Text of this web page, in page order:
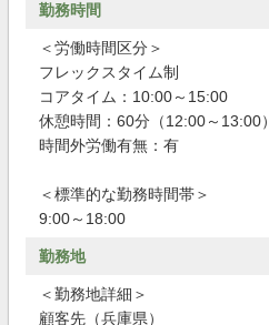
勤務時間
＜労働時間区分＞
フレックスタイム制
コアタイム：10:00～15:00
休憩時間：60分（12:00～13:00）
時間外労働有無：有
＜標準的な勤務時間帯＞
9:00～18:00
勤務地
＜勤務地詳細＞
顧客先（兵庫県）